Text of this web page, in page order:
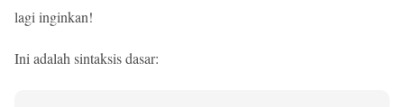
lagi inginkan!
Ini adalah sintaksis dasar: